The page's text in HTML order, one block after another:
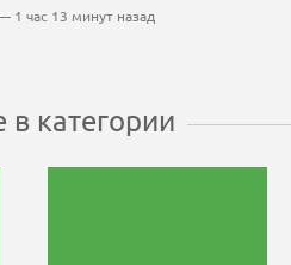
1 час 13 минут назад
категории